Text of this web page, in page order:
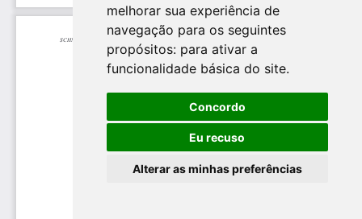
melhorar sua experiência de
navegação para os seguintes
propósitos: para ativar a
funcionalidade básica do site.
Concordo
Eu recuso
Alterar as minhas preferências